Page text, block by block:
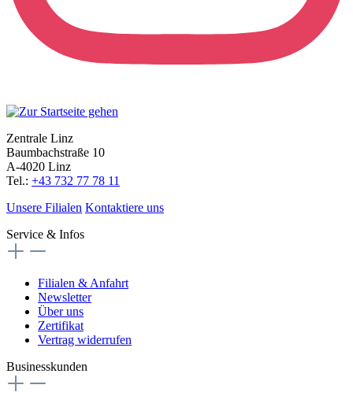
Zentrale Linz
Baumbachstraße 10
A-4020 Linz
Tel.: +43 732 77 78 11
Unsere Filialen Kontaktiere uns
Service & Infos
Filialen & Anfahrt
Newsletter
Über uns
Zertifikat
Vertrag widerrufen
Businesskunden